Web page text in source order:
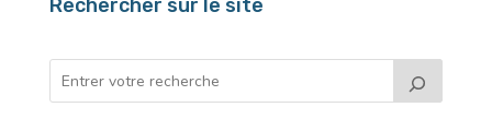
Rechercher sur le site